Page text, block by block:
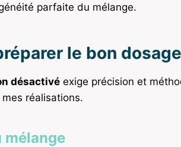
parfaite du mélange.
le bon
désactivé exige précision et
réalisations.
mélange